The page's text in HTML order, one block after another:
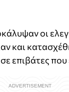
οι
και
επιβάτες